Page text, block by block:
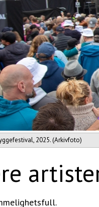
2025. (Arkivfoto)